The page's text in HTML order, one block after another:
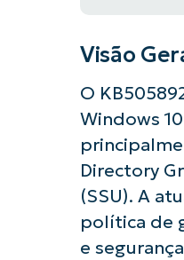
Visão
O
Windows
Directory
(SSU). A
política de
e